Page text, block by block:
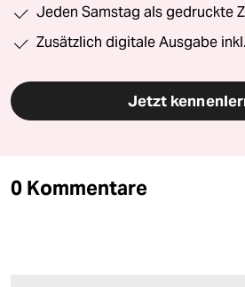
Jeden Samstag als gedruckte
Zusätzlich digitale Ausgabe
Jetzt
0 Kommentare